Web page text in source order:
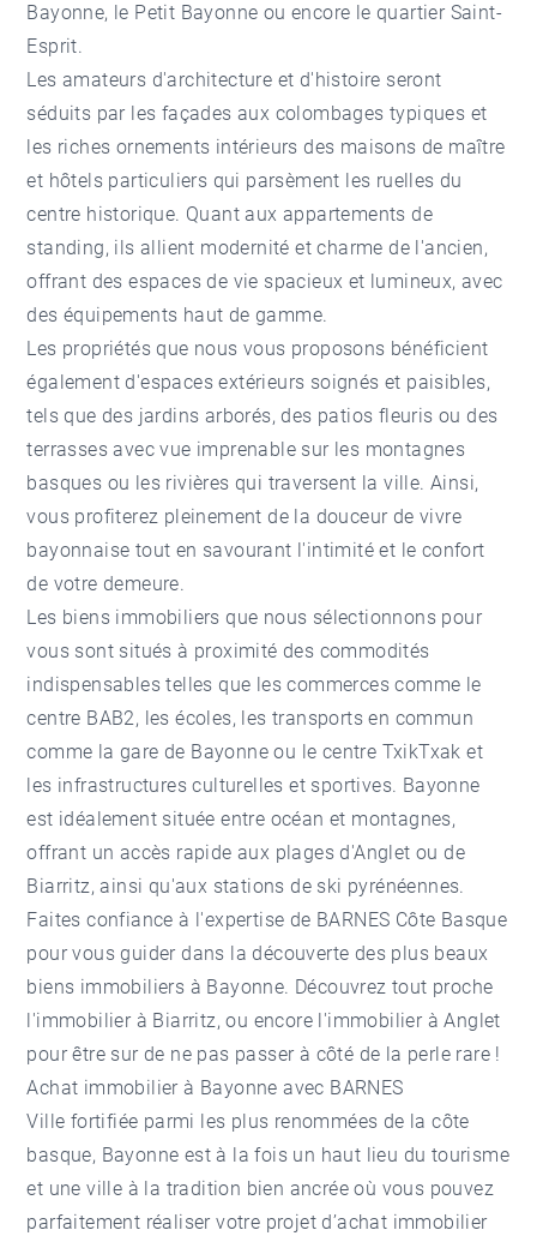
Bayonne, le Petit Bayonne ou encore le quartier Saint-
Esprit.
Les amateurs d'architecture et d'histoire seront
séduits par les façades aux colombages typiques et
les riches ornements intérieurs des maisons de maître
et hôtels particuliers qui parsèment les ruelles du
centre historique. Quant aux appartements de
standing, ils allient modernité et charme de l'ancien,
offrant des espaces de vie spacieux et lumineux, avec
des équipements haut de gamme.
Les propriétés que nous vous proposons bénéficient
également d'espaces extérieurs soignés et paisibles,
tels que des jardins arborés, des patios fleuris ou des
terrasses avec vue imprenable sur les montagnes
basques ou les rivières qui traversent la ville. Ainsi,
vous profiterez pleinement de la douceur de vivre
bayonnaise tout en savourant l'intimité et le confort
de votre demeure.
Les biens immobiliers que nous sélectionnons pour
vous sont situés à proximité des commodités
indispensables telles que les commerces comme le
centre BAB2, les écoles, les transports en commun
comme la gare de Bayonne ou le centre TxikTxak et
les infrastructures culturelles et sportives. Bayonne
est idéalement située entre océan et montagnes,
offrant un accès rapide aux plages d'Anglet ou de
Biarritz, ainsi qu'aux stations de ski pyrénéennes.
Faites confiance à l'expertise de BARNES Côte Basque
pour vous guider dans la découverte des plus beaux
biens immobiliers à Bayonne. Découvrez tout proche
l'immobilier à Biarritz, ou encore l'immobilier à Anglet
pour être sur de ne pas passer à côté de la perle rare !
Achat immobilier à Bayonne avec BARNES
Ville fortifiée parmi les plus renommées de la côte
basque, Bayonne est à la fois un haut lieu du tourisme
et une ville à la tradition bien ancrée où vous pouvez
parfaitement réaliser votre projet d’achat immobilier